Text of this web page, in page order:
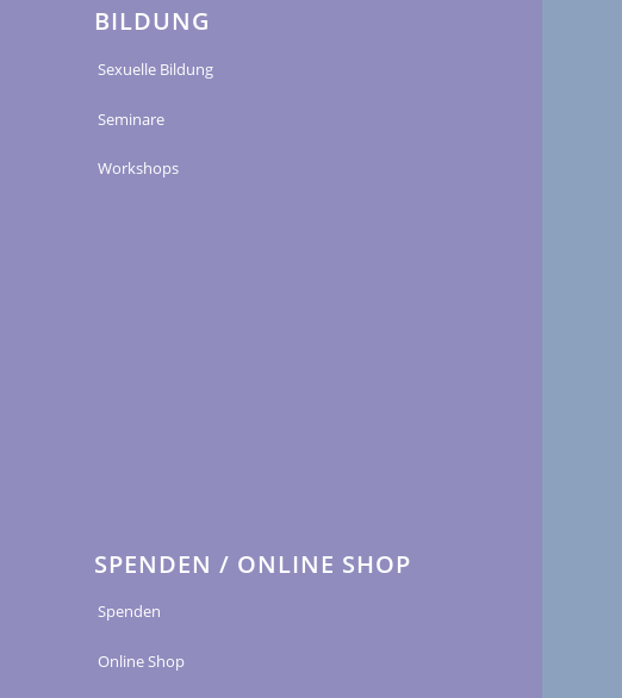
BILDUNG
Sexuelle Bildung
Seminare
Workshops
SPENDEN / ONLINE SHOP
Spenden
Online Shop